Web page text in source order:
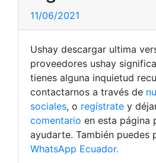
11/06/2021
Ushay descargar ultima
proveedores ushay
tienes alguna inquietud
contactarnos a través de
sociales, o regístrate y
comentario en esta página
ayudarte. También puedes
WhatsApp Ecuador.